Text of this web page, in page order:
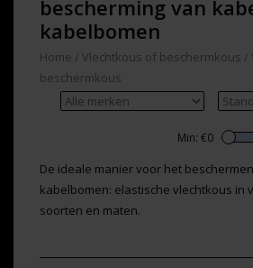
bescherming van
kabelbomen
Home / Vlechtkous of beschermkous /
beschermkous
Min: €0
De ideale manier voor het
kabelbomen: elastische vlechtkous in
soorten en maten.